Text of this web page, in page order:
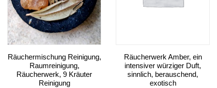
Räuchermischung Reinigung,
Raumreinigung,
Räucherwerk, 9 Kräuter
Reinigung
Räucherwerk Amber, ein
intensiver würziger Duft,
sinnlich, berauschend,
exotisch